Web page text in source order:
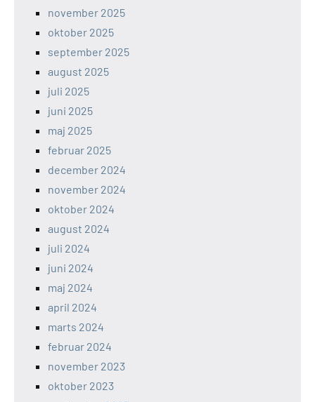
november 2025
oktober 2025
september 2025
august 2025
juli 2025
juni 2025
maj 2025
februar 2025
december 2024
november 2024
oktober 2024
august 2024
juli 2024
juni 2024
maj 2024
april 2024
marts 2024
februar 2024
november 2023
oktober 2023